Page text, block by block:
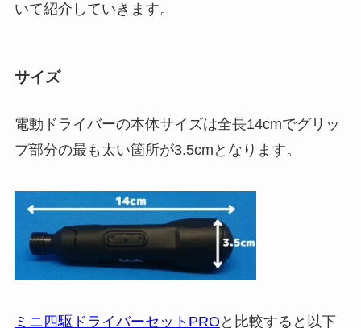
いて紹介していきます。
サイズ
電動ドライバーの本体サイズは全長14cmでグリッ
プ部分の最も太い箇所が3.5cmとなります。
ミニ四駆ドライバーセットPRO と比較すると以下